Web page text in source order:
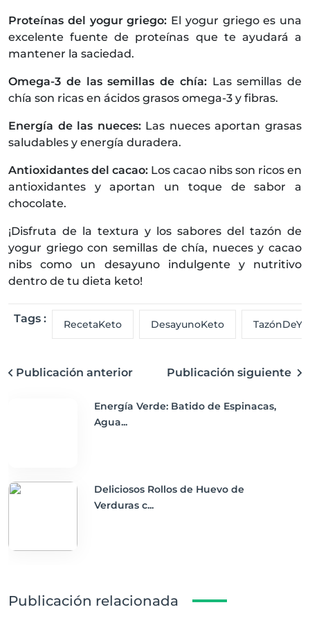
Proteínas del yogur griego: El yogur griego es una
excelente fuente de proteínas que te ayudará a
mantener la saciedad.
Omega-3 de las semillas de chía: Las semillas de
chía son ricas en ácidos grasos omega-3 y fibras.
Energía de las nueces:Las nueces aportan grasas
saludables y energía duradera.
Antioxidantes del cacao: Los cacao nibs son ricos en
antioxidantes y aportan un toque de sabor a
chocolate.
¡Disfruta de la textura y los sabores del tazón de
yogur griego con semillas de chía, nueces y cacao
nibs como un desayuno indulgente y nutritivo
dentro de tu dieta keto!
Tags : RecetaKeto DesayunoKeto
Publicación anterior Publicación siguiente
Energía Verde: Batido de Espinacas,
Agua...
Deliciosos Rollos de Huevo de
Verduras c...
Publicación relacionada